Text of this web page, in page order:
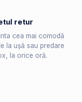
retur
cea mai comodă
la ușă sau predare
la orice oră.